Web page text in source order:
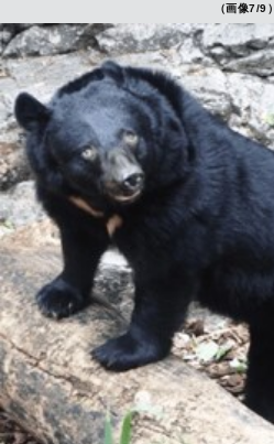
（画像7/9）